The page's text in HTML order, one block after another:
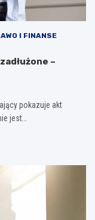
I FINANSE
–
pokazuje akt
jest…